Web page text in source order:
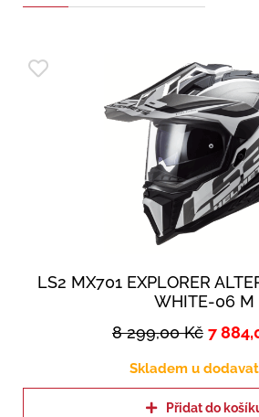
LS2 MX701 EXPLORER
WHITE-06 M
8 299,00Kč 7
Skladem u
Přidat do